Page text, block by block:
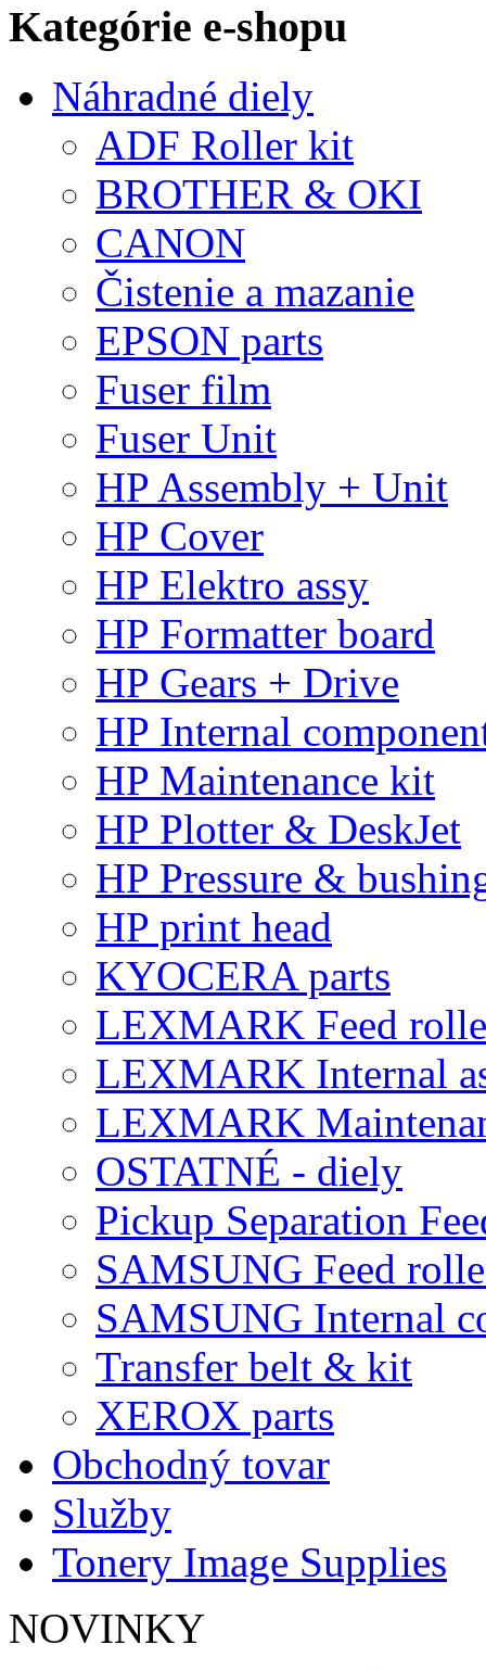
Kategórie e-shopu
Náhradné diely
ADF Roller kit
BROTHER & OKI
CANON
Čistenie a mazanie
EPSON parts
Fuser film
Fuser Unit
HP Assembly + Unit
HP Cover
HP Elektro assy
HP Formatter board
HP Gears + Drive
HP Internal
HP Maintenance kit
HP Plotter & DeskJet
HP Pressure &
HP print head
KYOCERA parts
LEXMARK Feed
LEXMARK Internal
LEXMARK
OSTATNÉ - diely
Pickup Separation
SAMSUNG Feed
SAMSUNG Internal
Transfer belt & kit
XEROX parts
Obchodný tovar
Služby
Tonery Image Supplies
NOVINKY